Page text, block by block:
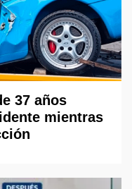
37 años
mientras